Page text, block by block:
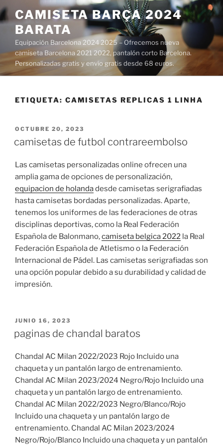
Saltar
al
contenido
CAMISETA BARÇA 2024
BARATA
Equipación Barcelona 2024 2025 – Ofrecemos nueva
camiseta Barcelona 2021 2022, pantalón corto Barcelona.
Personalizadas gratis y envío gratis desde 68 euros.
ETIQUETA: CAMISETAS REPLICAS 1 LINHA
PUBLICADO
OCTUBRE 20, 2023
camisetas de futbol contrareembolso
Las camisetas personalizadas online ofrecen una
amplia gama de opciones de personalización,
equipacion de holandadesde camisetas serigrafiadas
hasta camisetas bordadas personalizadas. Aparte,
tenemos los uniformes de las federaciones de otras
disciplinas deportivas, como la Real Federación
Española de Balonmano,camiseta belgica 2022 la Real
Federación Española de Atletismo o la Federación
Internacional de Pádel. Las camisetas serigrafiadas son
una opción popular debido a su durabilidad y calidad de
impresión.
PUBLICADO
JUNIO 16, 2023
paginas de chandal baratos
Chandal AC Milan 2022/2023 Rojo Incluido una
chaqueta y un pantalón largo de entrenamiento.
Chandal AC Milan 2023/2024 Negro/Rojo Incluido una
chaqueta y un pantalón largo de entrenamiento.
Chandal AC Milan 2022/2023 Negro/Blanco/Rojo
Incluido una chaqueta y un pantalón largo de
entrenamiento. Chandal AC Milan 2023/2024
Negro/Rojo/Blanco Incluido una chaqueta y un pantalón